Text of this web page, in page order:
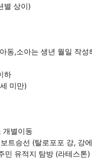
별 상이)
동,소아는 생년 월일 작성
하
미만)
별이동
트승선 (탈로포포 강, 강
민 유적지 탐방 (라테스톤)